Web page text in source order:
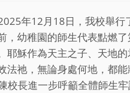
年12月18日，我校舉行
，幼稚園的師生代表點燃
耶穌作為天主之子、天地
法祂，無論身處何地，都能
校長進一步呼籲全體師生